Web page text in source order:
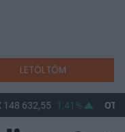
LETÖLTÖM
148 632,55 1,41% OTP